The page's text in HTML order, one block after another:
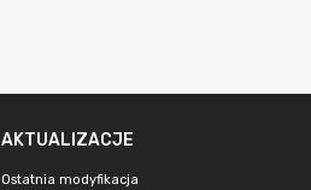
AKTUALIZACJE
Ostatnia modyfikacja